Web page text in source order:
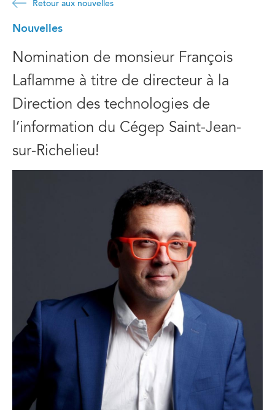
Retour aux nouvelles
Nouvelles
Nomination de monsieur François
Laflamme à titre de directeur à la
Direction des technologies de
l’information du Cégep Saint-Jean-
sur-Richelieu!